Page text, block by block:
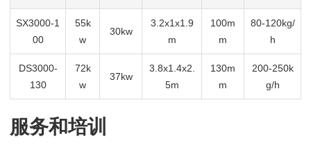
SX3000-1
00
55k
w
30kw
3.2x1x1.9
m
100m
m
80-120kg/
h
DS3000-
130
72k
w
37kw
3.8x1.4x2.
5m
130m
m
200-250k
g/h
服务和培训